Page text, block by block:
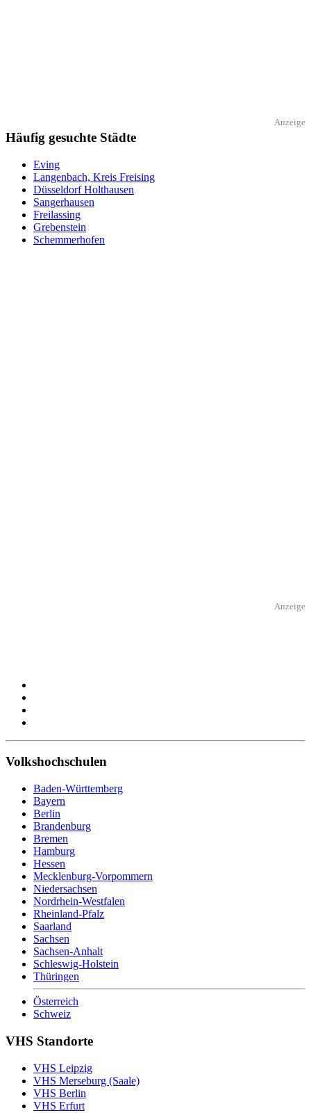
Anzeige
Häufig gesuchte Städte
Eving
Langenbach, Kreis Freising
Düsseldorf Holthausen
Sangerhausen
Freilassing
Grebenstein
Schemmerhofen
Anzeige
Volkshochschulen
Baden-Württemberg
Bayern
Berlin
Brandenburg
Bremen
Hamburg
Hessen
Mecklenburg-Vorpommern
Niedersachsen
Nordrhein-Westfalen
Rheinland-Pfalz
Saarland
Sachsen
Sachsen-Anhalt
Schleswig-Holstein
Thüringen
Österreich
Schweiz
VHS Standorte
VHS Leipzig
VHS Merseburg (Saale)
VHS Berlin
VHS Erfurt